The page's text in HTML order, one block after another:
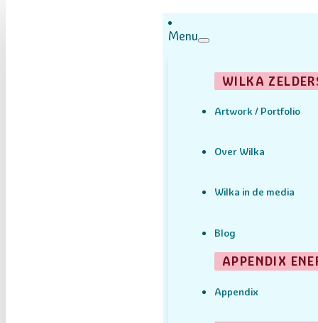
Menu
WILKA
Artwork / Portfolio
Over Wilka
Wilka in de media
Blog
APPENDIX
Appendix